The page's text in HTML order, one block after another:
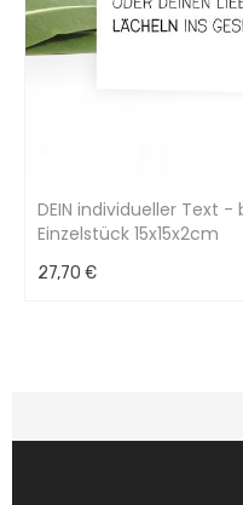
DEIN individueller Text -
Einzelstück 15x15x2cm
27,70 €